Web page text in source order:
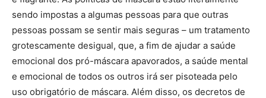
sendo impostas a algumas pessoas para que outras
pessoas possam se sentir mais seguras – um tratamento
grotescamente desigual, que, a fim de ajudar a saúde
emocional dos pró-máscara apavorados, a saúde mental
e emocional de todos os outros irá ser pisoteada pelo
uso obrigatório de máscara. Além disso, os decretos de